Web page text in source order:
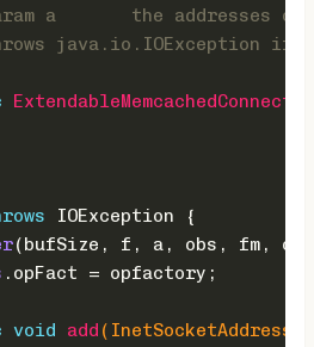
a       the addresses of
java.io.IOException if
IOException {
(bufSize, f, a, obs, fm,
.opFact = opfactory;
void add (InetSocketAddress